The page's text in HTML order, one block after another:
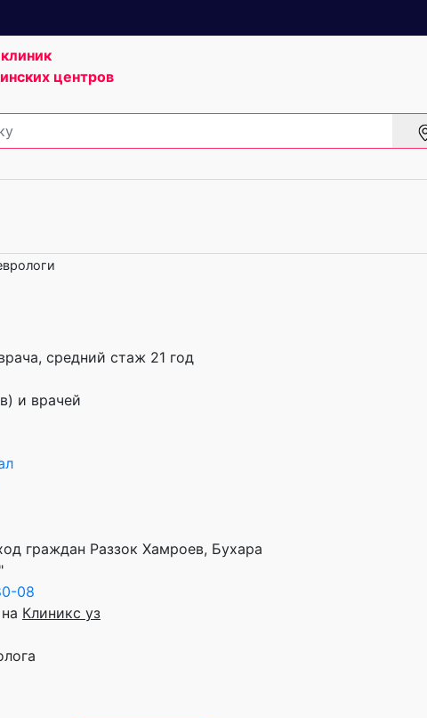
центров
cредний стаж 21 год
и врачей
граждан Раззок Хамроев, Бухара
08
Клиникс уз